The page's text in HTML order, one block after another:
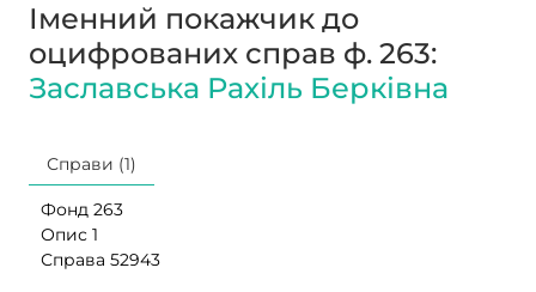
Іменний покажчик до
оцифрованих справ ф. 263:
Заславська Рахіль Берківна
Справи (1)
Фонд 263
Опис 1
Справа 52943